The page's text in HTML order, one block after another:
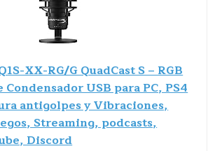
XX-RG/G QuadCast S – RGB
USB para PC, PS4
antigolpes y Vibraciones,
Streaming, podcasts,
Discord